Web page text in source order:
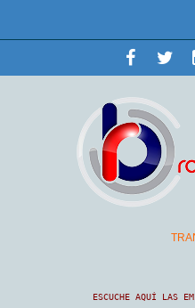
ESCUCHE AQUÍ LAS